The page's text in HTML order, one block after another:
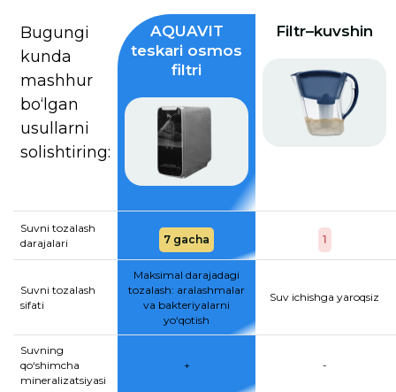
Bugungi
kunda
mashhur
bo‘lgan
usullarni
solishtiring:
AQUAVIT
teskari osmos
filtri
Filtr–kuvshin
Suvni tozalash
darajalari
7 gacha 1
Suvni tozalash
sifati
Maksimal darajadagi
tozalash: aralashmalar
va bakteriyalarni
yo‘qotish
Suv ichishga yaroqsiz
Suvning
qo‘shimcha
mineralizatsiyasi
+ -